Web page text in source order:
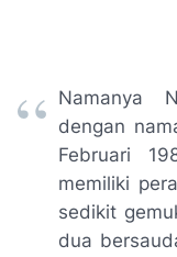
Namanya
dengan
Februari
memiliki
sedikit
dua